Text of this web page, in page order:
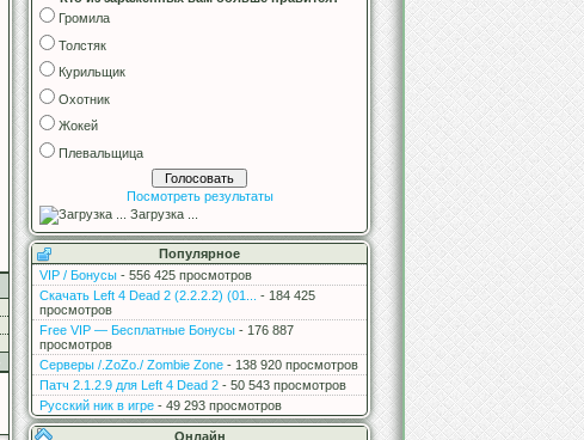
Громила
Толстяк
Курильщик
Охотник
Жокей
Плевальщица
Посмотреть результаты
Загрузка ...
Популярное
VIP / Бонусы - 556 425 просмотров
Скачать Left 4 Dead 2 (2.2.2.2) (01...
- 184 425
просмотров
Free VIP — Бесплатные Бонусы - 176 887
просмотров
Серверы /.ZoZo./ Zombie Zone - 138 920 просмотров
Патч 2.1.2.9 для Left 4 Dead 2 - 50 543 просмотров
Русский ник в игре - 49 293 просмотров
Онлайн